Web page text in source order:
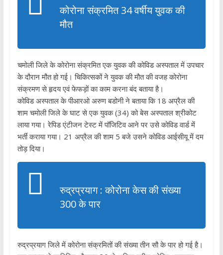
कोरोना संक्रमित 34 वर्षीय युवक की
मौत
चमोली जिले के कोरोना संक्रमित एक युवक की कोविड अस्पताल में उपचार
के दौरान मौत हो गई। चिकित्सकों ने युवक की मौत की वजह कोरोना
संक्रमण से हृदय एवं फेफड़ों का काम करना बंद बताया है।
कोविड अस्पताल के पीआरओ अरुण बडोनी ने बताया कि 18 अप्रैल की
शाम चमोली जिले के घाट से एक युवक (34) को बेस अस्पताल श्रीकोट
लाया गया। रेपिड एंटीजन टेस्ट में पॉजिटिव आने पर उसे कोविड वार्ड में
भर्ती कराया गया। 21 अप्रैल की शाम 5 बजे उसने कोविड आईसीयू में दम
तोड़ दिया।
रुद्रप्रयाग : कोरोना केस की संख्या
300 के पार
रुद्रप्रयाग जिले में कोरोना संक्रमितों की संख्या तीन सौ के पार हो गई है।